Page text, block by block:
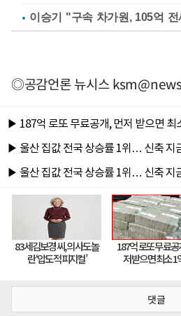
이승기 "구속 차가원, 105억
◎공감언론 뉴시스
댓글